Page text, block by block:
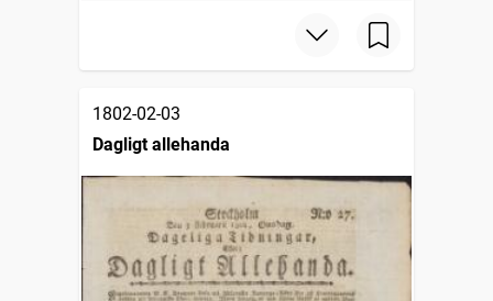
1802-02-03
Dagligt allehanda